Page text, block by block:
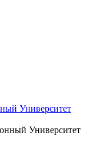
Университет